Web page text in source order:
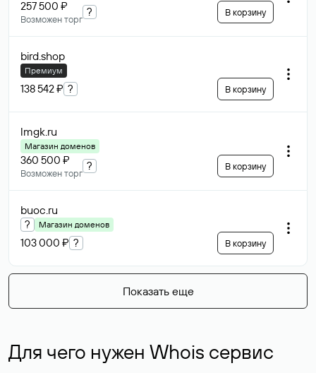
257 500 ₽
Возможен торг
? В корзину
bird.shop
Премиум
138 542 ₽ ? В корзину
lmgk.ru
Магазин доменов
360 500 ₽
Возможен торг
? В корзину
buoc.ru
? Магазин доменов
103 000 ₽ ? В корзину
Показать еще
Для чего нужен Whois сервис